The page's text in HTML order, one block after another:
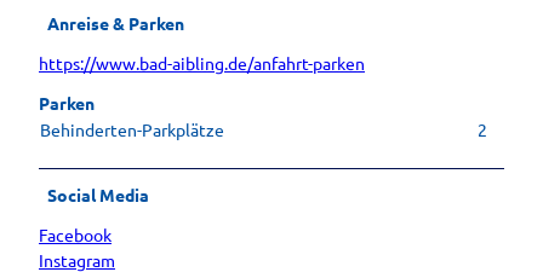
Anreise & Parken
https://www.bad-aibling.de/anfahrt-parken
Parken
Behinderten-Parkplätze
2
Social Media
Facebook
Instagram